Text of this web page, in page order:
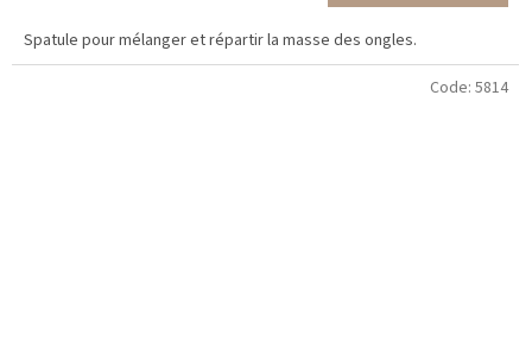
Spatule pour mélanger et répartir la masse des ongles.
Code: 5814